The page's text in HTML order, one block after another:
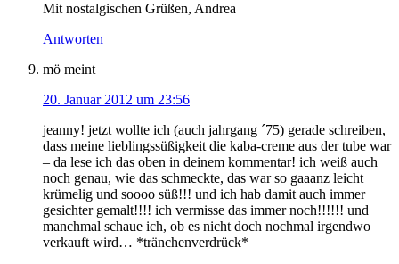
Mit nostalgischen Grüßen, Andrea
Antworten
mö meint
20. Januar 2012 um 23:56
jeanny! jetzt wollte ich (auch jahrgang ´75) gerade schreiben,
dass meine lieblingssüßigkeit die kaba-creme aus der tube war
– da lese ich das oben in deinem kommentar! ich weiß auch
noch genau, wie das schmeckte, das war so gaaanz leicht
krümelig und soooo süß!!! und ich hab damit auch immer
gesichter gemalt!!!! ich vermisse das immer noch!!!!!! und
manchmal schaue ich, ob es nicht doch nochmal irgendwo
verkauft wird… *tränchenverdrück*